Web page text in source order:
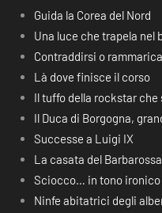
Guida la Corea del Nord
Una luce che trapela nel
Contraddirsi o
Là dove finisce il corso
Il tuffo della rockstar
Il Duca di Borgogna,
Successe a Luigi IX
La casata del Barbarossa
Sciocco… in tono ironico
Ninfe abitatrici degli